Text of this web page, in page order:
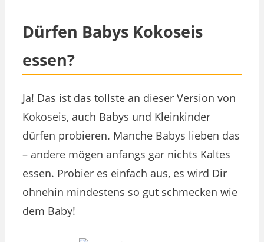
Dürfen Babys Kokoseis
essen?
Ja! Das ist das tollste an dieser Version von
Kokoseis, auch Babys und Kleinkinder
dürfen probieren. Manche Babys lieben das
– andere mögen anfangs gar nichts Kaltes
essen. Probier es einfach aus, es wird Dir
ohnehin mindestens so gut schmecken wie
dem Baby!